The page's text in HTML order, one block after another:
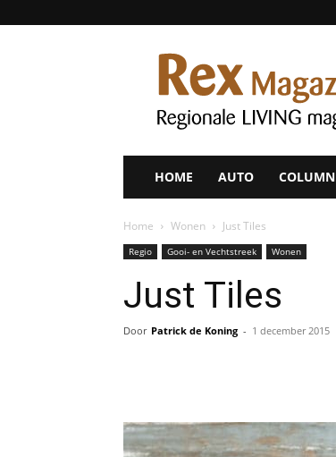
Rex
Magazines
HOME AUTO COLUMN
Home Wonen Just Tiles
Regio Gooi- en Vechtstreek Wonen
Just Tiles
Door Patrick de Koning - 1 december 2015